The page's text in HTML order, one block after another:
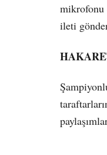
mikrofonu
ileti